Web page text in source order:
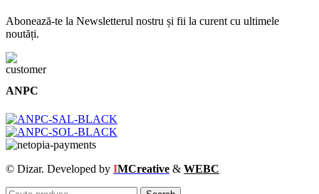
Abonează-te la Newsletterul nostru și fii la curent cu ultimele
noutăți.
ANPC
© Dizar. Developed by IMCreative & WEBC